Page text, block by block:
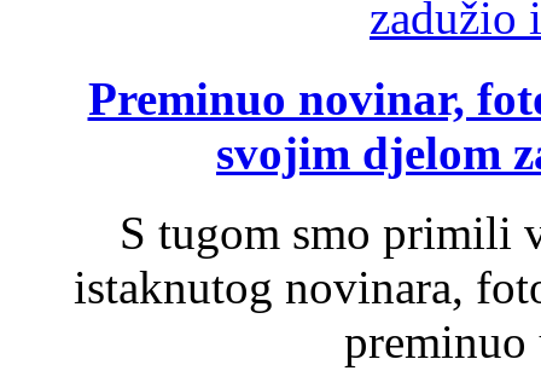
Preminuo novinar,
svojim djelom
S tugom smo primili
istaknutog novinara,